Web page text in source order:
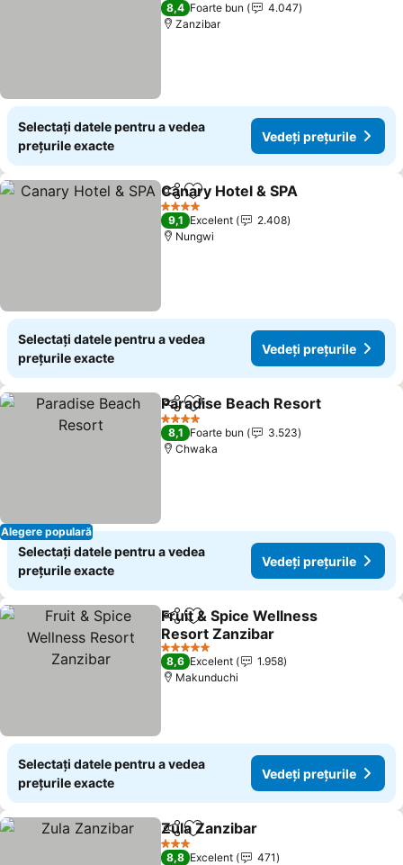
8,4 Foarte bun
4.047
Zanzibar
Selectați datele pentru a vedea
prețurile exacte
Vedeți prețurile
DistribuițiAdăugaţi la favorite
Canary Hotel & SPA
4 Stele
9,1 Excelent
2.408
Nungwi
Selectați datele pentru a vedea
prețurile exacte
Vedeți prețurile
Alegere populară
DistribuițiAdăugaţi la favorite
Paradise Beach Resort
4 Stele
8,1 Foarte bun
3.523
Chwaka
Selectați datele pentru a vedea
prețurile exacte
Vedeți prețurile
DistribuițiAdăugaţi la favorite
Fruit & Spice Wellness
Resort Zanzibar
5 Stele
8,6 Excelent
1.958
Makunduchi
Selectați datele pentru a vedea
prețurile exacte
Vedeți prețurile
DistribuițiAdăugaţi la favorite
Zula Zanzibar
3 Stele
8,8 Excelent
471